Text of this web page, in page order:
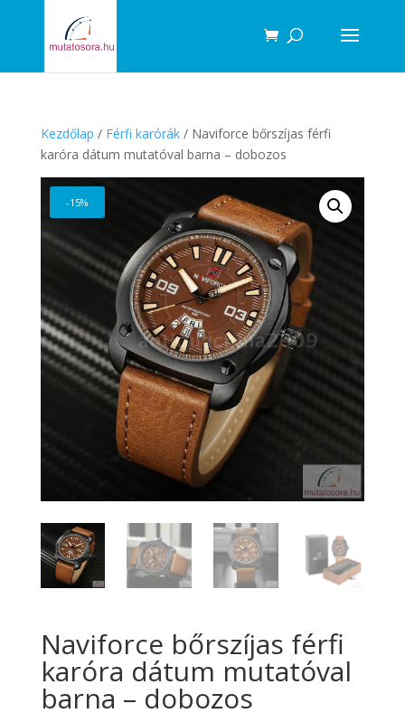
Kezdőlap / Férfi karórák/ Naviforce bőrszíjas férfi
karóra dátum mutatóval barna – dobozos
-15%
Naviforce bőrszíjas férfi
karóra dátum mutatóval
barna – dobozos